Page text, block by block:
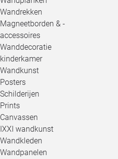
Wandrekken
Magneetborden & -
accessoires
Wanddecoratie
kinderkamer
Wandkunst
Posters
Schilderijen
Prints
Canvassen
IXXI wandkunst
Wandkleden
Wandpanelen